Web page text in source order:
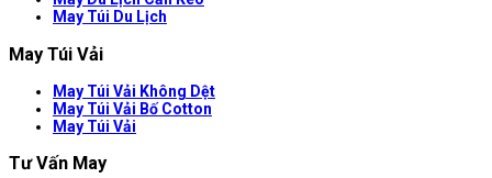
May Túi Du Lịch
May Túi Vải
May Túi Vải Không Dệt
May Túi Vải Bố Cotton
May Túi Vải
Tư Vấn May